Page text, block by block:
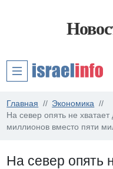
Главная
Экономика
На север опять не
миллионов вместо пяти
На север опять